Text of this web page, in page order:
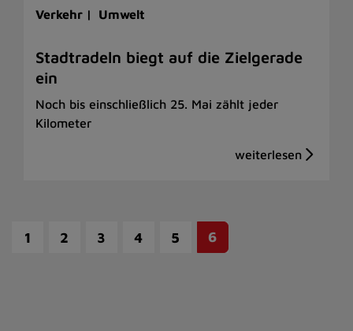
Verkehr | Umwelt
Stadtradeln biegt auf die Zielgerade
ein
Noch bis einschließlich 25. Mai zählt jeder
Kilometer
1 2 3 4 5 6